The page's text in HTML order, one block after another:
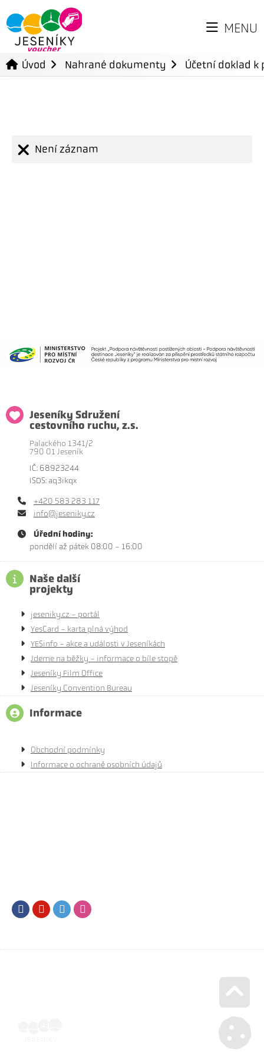
MENU
Úvod Nahrané dokumenty Účetní doklad
Není záznam
Jeseníky Sdružení
cestovního ruchu, z.s.
Palackého 1341/2
790 01 Jeseník
IČ: 68923244
ISDS: aq3ikqx
+420 583 283 117
info@jeseniky.cz
Úřední hodiny:
pondělí až pátek 08:00 - 16:00
Naše další
projekty
jeseniky.cz - portál
YesCard - karta plná výhod
YESinfo - akce a události v Jeseníkách
Jdeme na běžky - informace o bíle stopě
Jeseníky Film Office
Jeseníky Convention Bureau
Informace
Obchodní podmínky
Informace o ochraně osobních údajů
FacebookYoutubeTwitter
Go